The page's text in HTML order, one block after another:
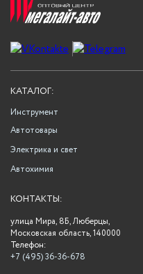
КАТАЛОГ:
Инструмент
Автотовары
Электрика и свет
Автохимия
КОНТАКТЫ:
улица Мира, 8Б, Люберцы,
Московская область, 140000
Телефон:
+7 (495) 36-36-678